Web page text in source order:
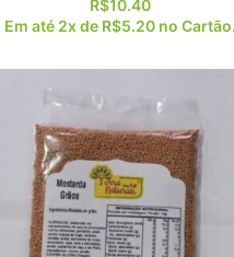
R$10.40
Em até 2x de R$5.20 no Cartão.